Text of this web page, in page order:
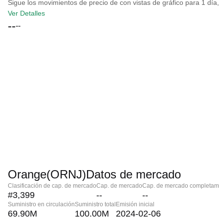
Sigue los movimientos de precio de con vistas de gráfico para 1
Ver Detalles
----
Orange(ORNJ)Datos de mercado
Clasificación de cap. de mercado
#3,399
Cap. de mercado
--
Cap. de mercado
--
Suministro en circulación
69.90M
Suministro total
100.00M
Emisión inicial
2024-02-06